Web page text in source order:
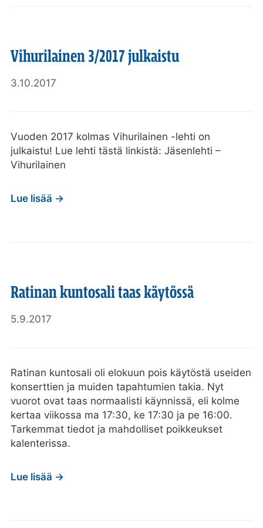
Vihurilainen 3/2017 julkaistu
3.10.2017
Vuoden 2017 kolmas Vihurilainen -lehti on
julkaistu! Lue lehti tästä linkistä: Jäsenlehti –
Vihurilainen
Lue lisää →
Ratinan kuntosali taas käytössä
5.9.2017
Ratinan kuntosali oli elokuun pois käytöstä useiden
konserttien ja muiden tapahtumien takia. Nyt
vuorot ovat taas normaalisti käynnissä, eli kolme
kertaa viikossa ma 17:30, ke 17:30 ja pe 16:00.
Tarkemmat tiedot ja mahdolliset poikkeukset
kalenterissa.
Lue lisää →